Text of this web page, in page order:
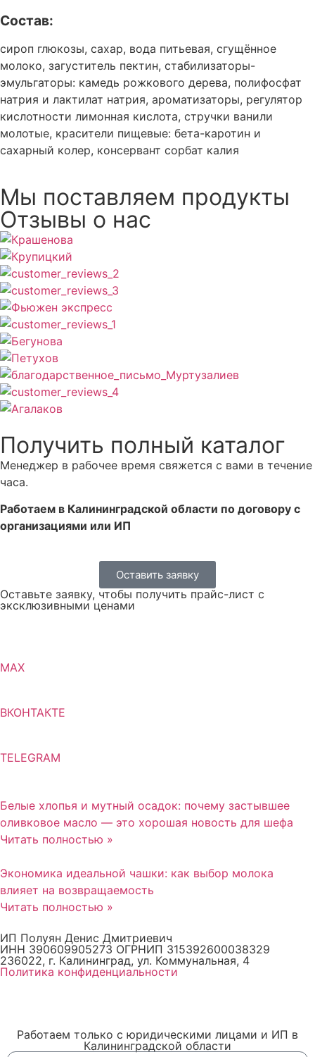
Состав:
сироп глюкозы, сахар, вода питьевая, сгущённое
молоко, загуститель пектин, стабилизаторы-
эмульгаторы: камедь рожкового дерева, полифосфат
натрия и лактилат натрия, ароматизаторы, регулятор
кислотности лимонная кислота, стручки ванили
молотые, красители пищевые: бета-каротин и
сахарный колер, консервант сорбат калия
Мы поставляем продукты
Отзывы о нас
Получить полный каталог
Менеджер в рабочее время свяжется с вами в течение
часа.
Работаем в Калининградской области по договору с
организациями или ИП
Оставить заявку
Оставьте заявку, чтобы получить прайс-лист с
эксклюзивными ценами
MAX
ВКОНТАКТЕ
TELEGRAM
Белые хлопья и мутный осадок: почему застывшее
оливковое масло — это хорошая новость для шефа
Читать полностью »
Экономика идеальной чашки: как выбор молока
влияет на возвращаемость
Читать полностью »
ИП Полуян Денис Дмитриевич
ИНН 390609905273 ОГРНИП 315392600038329
236022, г. Калининград, ул. Коммунальная, 4
Политика конфиденциальности
Работаем только с юридическими лицами и ИП в
Калининградской области